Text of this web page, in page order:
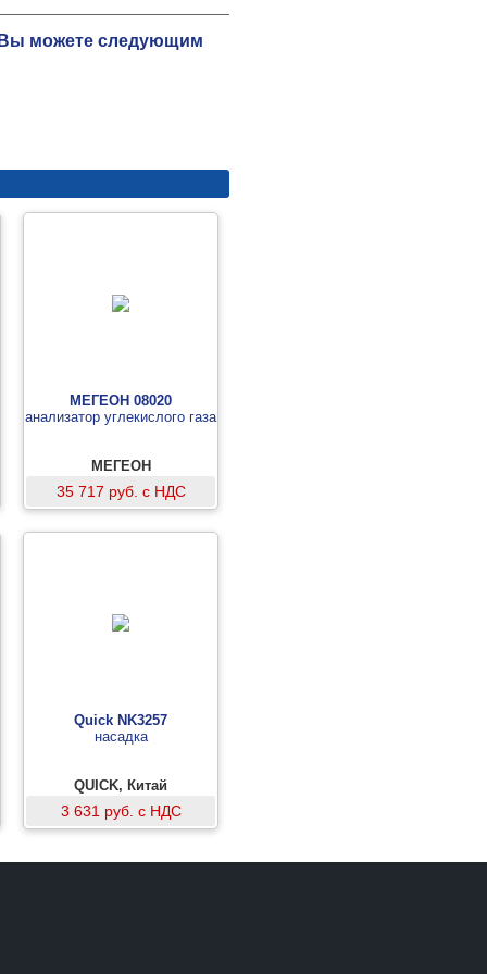
Вы можете следующим
МЕГЕОН 08020
анализатор углекислого газа
МЕГЕОН
35 717 руб. с НДС
Quick NK3257
насадка
QUICK, Китай
3 631 руб. с НДС